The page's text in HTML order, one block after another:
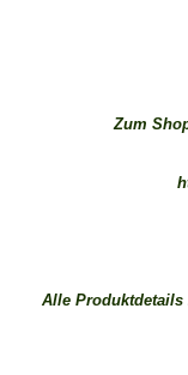
Zum
Alle